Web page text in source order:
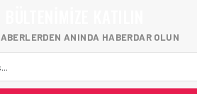
ANINDA HABERDAR OLUN